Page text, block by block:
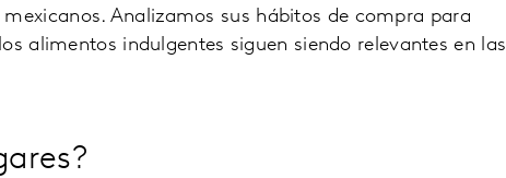
Analizamos sus hábitos de compra para
alimentos indulgentes siguen siendo relevantes en las